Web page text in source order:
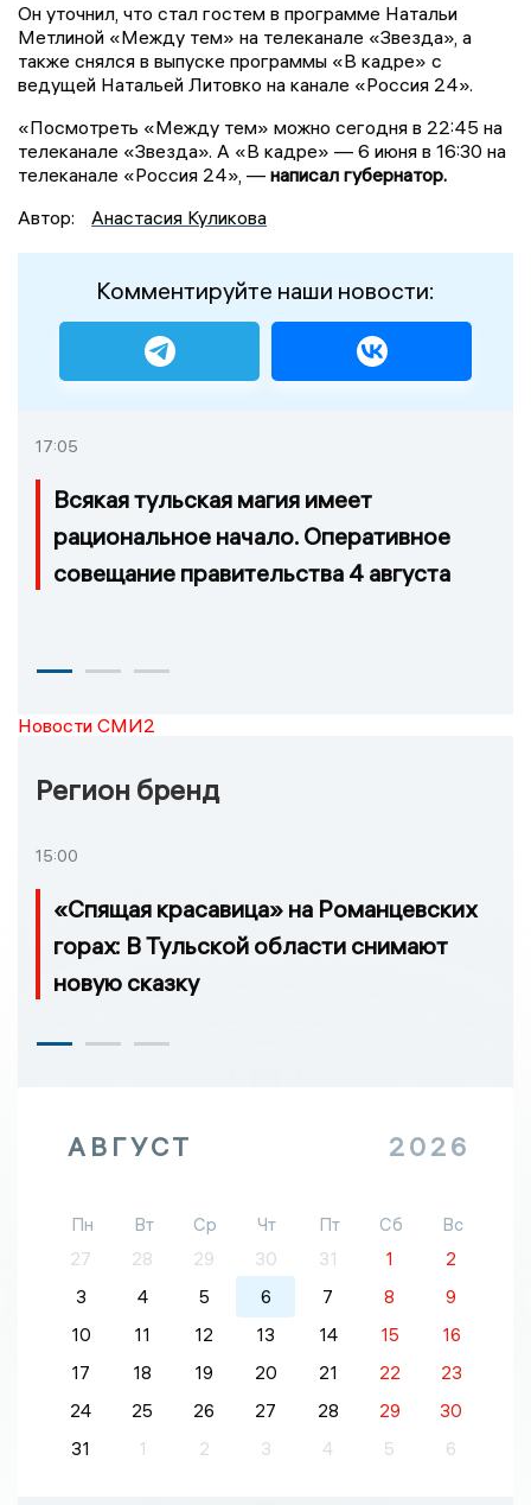
Он уточнил, что стал гостем в программе Натальи
Метлиной «Между тем» на телеканале «Звезда», а
также снялся в выпуске программы «В кадре» с
ведущей Натальей Литовко на канале «Россия 24».
«Посмотреть «Между тем» можно сегодня в 22:45 на
телеканале «Звезда». А «В кадре» — 6 июня в 16:30 на
телеканале «Россия 24», — написал губернатор.
Автор:
Анастасия Куликова
Комментируйте наши новости:
17:05
Всякая тульская магия имеет
рациональное начало. Оперативное
совещание правительства 4 августа
Новости СМИ2
Регион бренд
15:00
«Спящая красавица» на Романцевских
горах: В Тульской области снимают
новую сказку
АВГУСТ 2026
Пн Вт Ср Чт Пт Сб
Вс
27
28 29 30 31 1
2
3
4 5 6 7 8
9
10
11 12 13 14 15
16
17
18 19 20 21 22
23
24
25 26 27 28 29
30
31
1 2 3 4 5 6